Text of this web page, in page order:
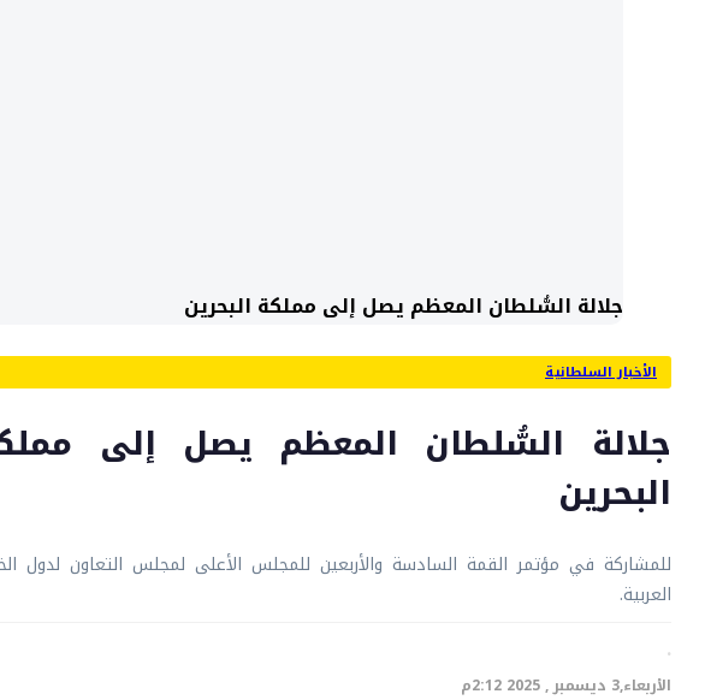
جلالة السُّلطان المعظم يصل إلى مملكة البحرين
الأخبار السلطانية
جلالة السُّلطان المعظم يصل إلى
البحرين
للمشاركة في مؤتمر القمة السادسة والأربعين للمجلس الأعلى لمجلس التعاون لدول
العربية.
·
الأربعاء,3 ديسمبر , 2025 2:12م